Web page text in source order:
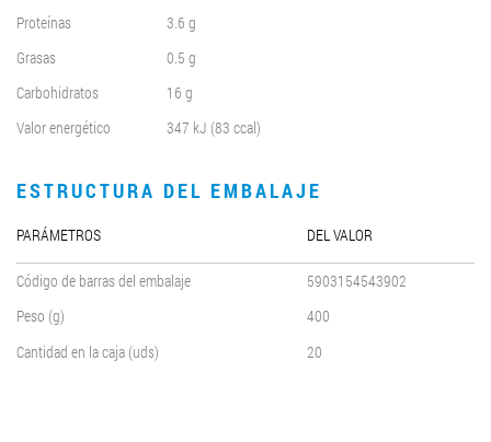
Proteínas
3.6 g
Grasas
0.5 g
Carbohidratos
16 g
Valor energético
347 kJ (83 ccal)
ESTRUCTURA DEL EMBALAJE
PARÁMETROS DEL VALOR
Código de barras del embalaje
5903154543902
Peso (g)
400
Cantidad en la caja (uds)
20